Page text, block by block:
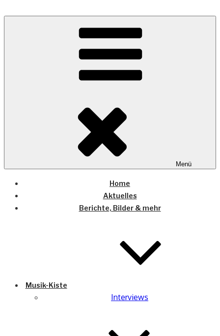
COUNTRYHOME
Wo die (Country-) Musik Zuhause ist
Menü
Home
Aktuelles
Berichte, Bilder & mehr
Musik-Kiste
Interviews